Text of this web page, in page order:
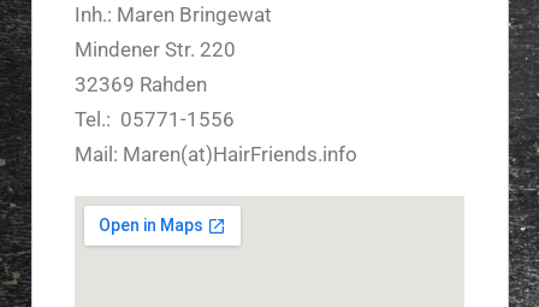
Inh.: Maren Bringewat
Mindener Str. 220
32369 Rahden
Tel.: 05771-1556
Mail: Maren(at)HairFriends.info